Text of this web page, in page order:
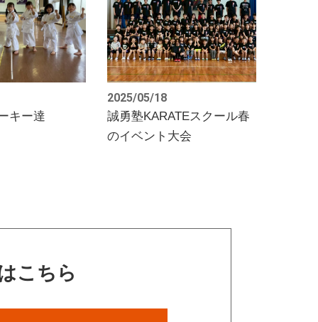
キー達
2025/05/18
誠勇塾KARATEスクール春
のイベント大会
こちら